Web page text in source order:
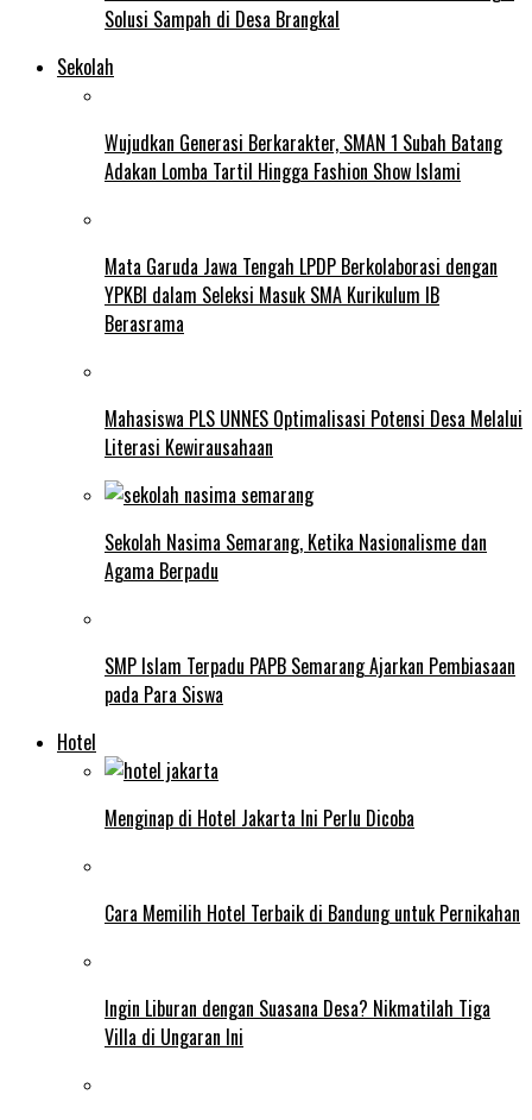
Solusi Sampah di Desa Brangkal
Sekolah
Wujudkan Generasi Berkarakter, SMAN 1 Subah Batang
Adakan Lomba Tartil Hingga Fashion Show Islami
Mata Garuda Jawa Tengah LPDP Berkolaborasi dengan
YPKBI dalam Seleksi Masuk SMA Kurikulum IB
Berasrama
Mahasiswa PLS UNNES Optimalisasi Potensi Desa Melalui
Literasi Kewirausahaan
Sekolah Nasima Semarang, Ketika Nasionalisme dan
Agama Berpadu
SMP Islam Terpadu PAPB Semarang Ajarkan Pembiasaan
pada Para Siswa
Hotel
Menginap di Hotel Jakarta Ini Perlu Dicoba
Cara Memilih Hotel Terbaik di Bandung untuk Pernikahan
Ingin Liburan dengan Suasana Desa? Nikmatilah Tiga
Villa di Ungaran Ini